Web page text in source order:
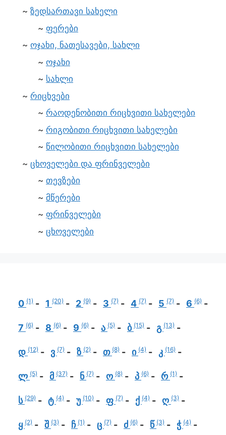
ზედსართავი სახელი
ფერები
ოჯახი, ნათესავები, სახლი
ოჯახი
სახლი
რიცხვები
რაოდენობითი რიცხვითი სახელები
რიგობითი რიცხვითი სახელები
წილობითი რიცხვითი სახელები
ცხოველები და ფრინველები
თევზები
მწერები
ფრინველები
ცხოველები
0 (1) 1 (20) 2 (9) 3 (7) 4 (7) 5 (7) 6 (6)
7 (6) 8 (6) 9 (6) ა (5) ბ (15) გ (13)
დ (12) ვ (7) ზ (2) თ (8) ი (4) კ (16)
ლ (5) მ (37) ნ (7) ო (8) პ (6) რ (1)
ს (29) ტ (4) უ (10) ფ (7) ქ (4) ღ (3)
ყ (2) შ (3) ჩ (1) ც (7) ძ (6) წ (3) ჭ (4)